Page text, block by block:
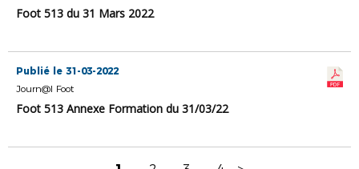
Foot 513 du 31 Mars 2022
Publié le 31-03-2022
Journ@l Foot
Foot 513 Annexe Formation du 31/03/22